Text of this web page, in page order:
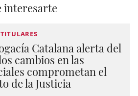
interesarte
Catalana alerta del
cambios en las
comprometan el
de la Justicia